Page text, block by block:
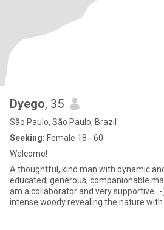
Dyego, 35
São Paulo, São Paulo, Brazil
Seeking: Female 18 - 60
Welcome!
A thoughtful, kind man with dynamic
educated, generous, companionable
am a collaborator and very supportive. :-) "My fragrance is
intense woody revealing the nature with